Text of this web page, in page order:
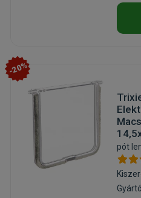
-20%
pót